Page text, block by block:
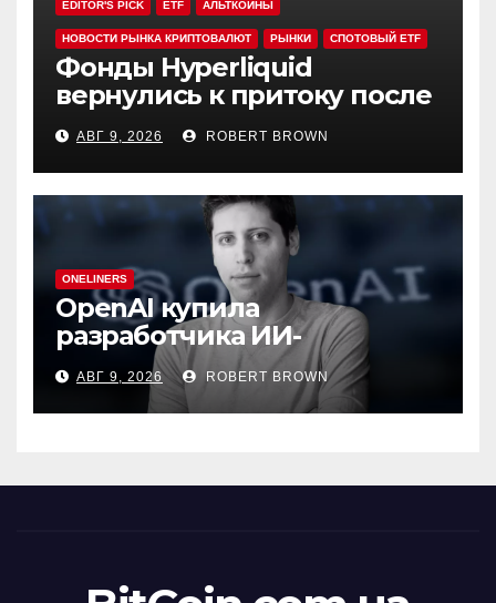
EDITOR'S PICK ETF АЛЬТКОИНЫ
НОВОСТИ РЫНКА КРИПТОВАЛЮТ РЫНКИ СПОТОВЫЙ ETF
Фонды Hyperliquid
вернулись к притоку после
3-х недель оттока
АВГ 9, 2026 ROBERT BROWN
ONELINERS
OpenAI купила
разработчика ИИ-
генератора презентаций
NextSlide
АВГ 9, 2026 ROBERT BROWN